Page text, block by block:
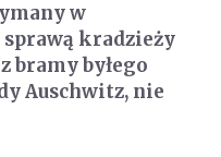
w
kradzieży
bramy byłego
Auschwitz, nie